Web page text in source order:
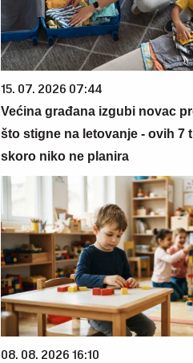
15. 07. 2026 07:44
Većina građana izgubi novac
što stigne na letovanje - ovih 7
skoro niko ne planira
08. 08. 2026 16:10